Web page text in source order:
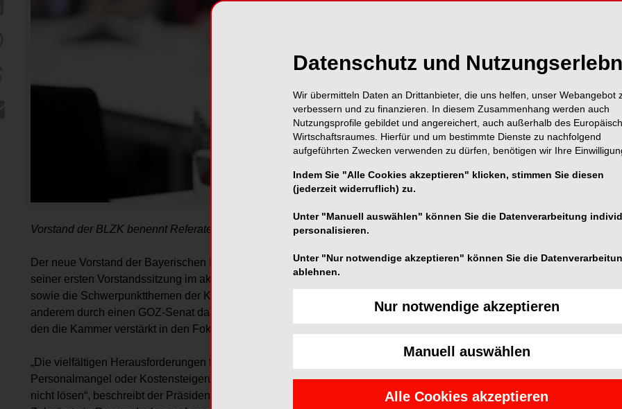
Vorstand der BLZK benennt Referate und richtet GOZ-Senat ein
Der neue Vorstand der Bayerischen Landeszahnärztekammer (BLZK) hat sich am vergangenen Wochenende zu
seiner ersten Vorstandssitzung im aktuellen Jahr getroffen. Dabei wurden die zukünftigen Referate festgelegt
sowie die Schwerpunktthemen der Kammerarbeit in der bis 2026 laufenden Amtsperiode betont. So soll unter
anderem durch einen GOZ-Senat das Top-Thema Honorierung angegangen werden. Ein zweiter Schwerpunkt,
den die Kammer verstärkt in den Fokus nehmen will, ist der Fachkräftemangel in den Zahnarztpraxen.
„Die vielfältigen Herausforderungen für niedergelassene Zahnärzte wie etwa Überbürokratisierung,
Personalmangel oder Kostensteigerungen lassen sich ohne betriebswirtschaftlich auskömmliche GOZ-Honorare
nicht lösen“, beschreibt der Präsident der BLZK, Dr. Dr. Frank Wohl, die aktuelle Situation der Zahnärztinnen und
Datenschutz und
Wir übermitteln Daten an Drittanbieter, die uns helfen, unser Webangebot
verbessern und zu finanzieren. In diesem Zusammenhang werden auch
Nutzungsprofile gebildet und angereichert, auch außerhalb des
Wirtschaftsraumes. Hierfür und um bestimmte Dienste zu nachfolgend
aufgeführten Zwecken verwenden zu dürfen, benötigen wir Ihre
Indem Sie "Alle Cookies akzeptieren" klicken, stimmen Sie diesen
(jederzeit widerruflich) zu.
Unter "Manuell auswählen" können Sie die Datenverarbeitung
personalisieren.
Unter "Nur notwendige akzeptieren" können Sie die
ablehnen.
Nur notwendige akzeptieren
Manuell auswählen
Alle Cookies akzeptieren